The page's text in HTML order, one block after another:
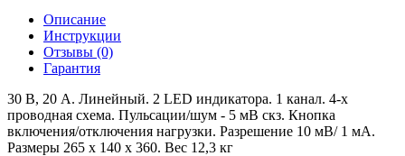
Описание
Инструкции
Отзывы (0)
Гарантия
30 В, 20 А. Линейный. 2 LED индикатора. 1 канал. 4-х
проводная схема. Пульсации/шум - 5 мВ скз. Кнопка
включения/отключения нагрузки. Разрешение 10 мВ/ 1 мА.
Размеры 265 x 140 x 360. Вес 12,3 кг